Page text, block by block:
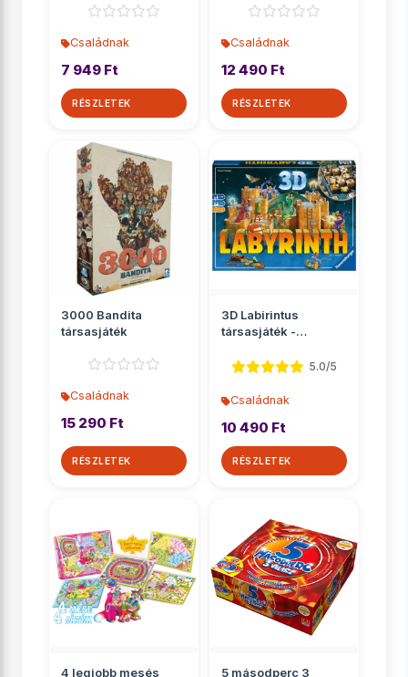
Családnak
7 949 Ft
RÉSZLETEK
Családnak
12 490 Ft
RÉSZLETEK
3000 Bandita
társasjáték
Családnak
15 290 Ft
RÉSZLETEK
3D Labirintus
társasjáték -
5.0/5
Családnak
10 490 Ft
RÉSZLETEK
4 legjobb mesés 5 másodperc 3